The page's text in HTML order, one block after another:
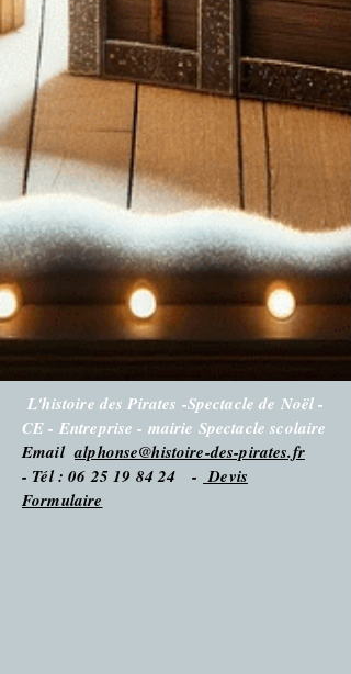
L'histoire des Pirates -Spectacle de Noël -
CE - Entreprise - mairie Spectacle scolaire
Emailalphonse@histoire-des-pirates.fr
- Tél : 06 25 19 84 24 - Devis
Formulaire